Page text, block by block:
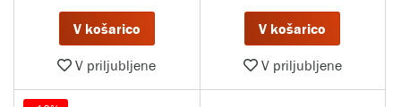
V košarico
V priljubljene
V košarico
V priljubljene